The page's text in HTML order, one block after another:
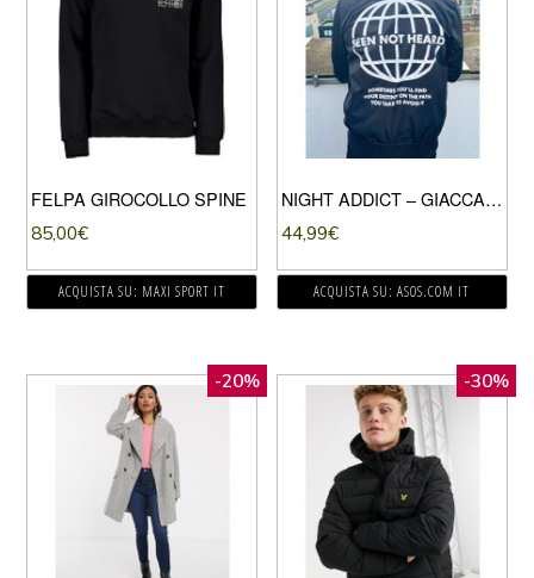
FELPA GIROCOLLO SPINE
85,00€
ACQUISTA SU: MAXI SPORT IT
NIGHT ADDICT – GIACCA BOMBER CON STAMPA SUL RETRO, COLORE NERO
44,99€
ACQUISTA SU: ASOS.COM IT
-20% -30%